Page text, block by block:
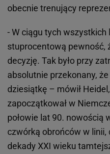
obecnie trenujący
- W ciągu tych wszystkich
stuprocentową pewność,
decyzję. Tak było przy
absolutnie przekonany,
dziesiątkę – mówił
zapoczątkował w
połowie lat 90. nowością
czwórką obrońców w
dekady XXI wieku